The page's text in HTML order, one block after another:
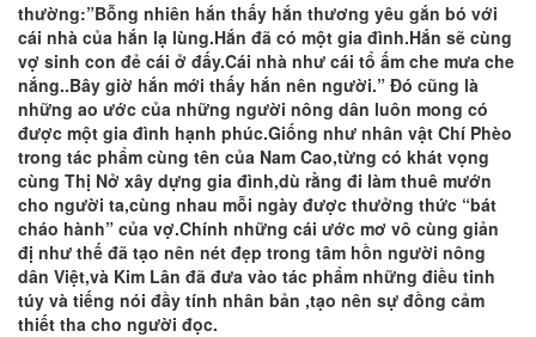
thường:”Bỗng nhiên hắn thấy hắn thương yêu gắn bó với
cái nhà của hắn lạ lùng.Hắn đã có một gia đình.Hắn sẽ cùng
vợ sinh con đẻ cái ở đấy.Cái nhà như cái tổ ấm che mưa che
nắng..Bây giờ hắn mới thấy hắn nên người.” Đó cũng là
những ao ước của những người nông dân luôn mong có
được một gia đình hạnh phúc.Giống như nhân vật Chí Phèo
trong tác phẩm cùng tên của Nam Cao,từng có khát vọng
cùng Thị Nở xây dựng gia đình,dù rằng đi làm thuê mướn
cho người ta,cùng nhau mỗi ngày được thưởng thức “bát
cháo hành” của vợ.Chính những cái ước mơ vô cùng giản
đị như thế đã tạo nên nét đẹp trong tâm hồn người nông
dân Việt,và Kim Lân đã đưa vào tác phẩm những điều tinh
túy và tiếng nói đầy tính nhân bản ,tạo nên sự đồng cảm
thiết tha cho người đọc.